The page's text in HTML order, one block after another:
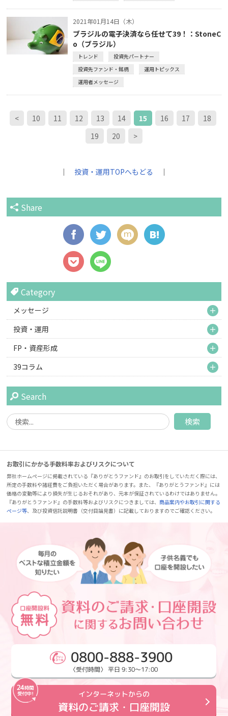
2021年01月14日（木）
ブラジルの電子決済なら任せて39！：StoneC
o（ブラジル）
トレンド
投資先パートナー
投資先ファンド・銘柄
運用トピックス
運用者メッセージ
< 10 11 12 13 14 15 16 17
18
19
20 >
｜ 投資・運用TOPへもどる ｜
Share
Category
メッセージ
投資・運用
FP・資産形成
39コラム
Search
お取引にかかる手数料率およびリスクについて
弊社ホームページに掲載されている『ありがとうファンド』のお取引をしていただく際には、
所定の手数料や諸経費をご負担いただく場合があります。また、『ありがとうファンド』には
価格の変動等により損失が生じるおそれがあり、元本が保証されているわけではありません。
『ありがとうファンド』の手数料等およびリスクにつきましては、商品案内やお取引に関する
ページ等、及び投資信託説明書（交付目論見書）に記載しておりますのでご確認ください。
0800-888-3900
〈受付時間〉 平日 9:30～17:00
インターネットからの
資料のご請求・口座開設